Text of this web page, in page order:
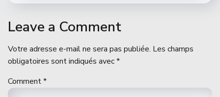
Leave a Comment
Votre adresse e-mail ne sera pas publiée. Les champs
obligatoires sont indiqués avec*
Comment*